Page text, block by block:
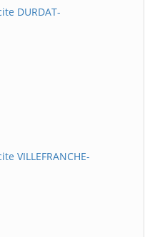
DURDAT-
VILLEFRANCHE-